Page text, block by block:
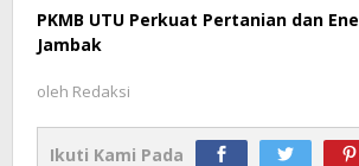
PKMB UTU Perkuat Pertanian dan
Jambak
oleh Redaksi
Ikuti Kami Pada